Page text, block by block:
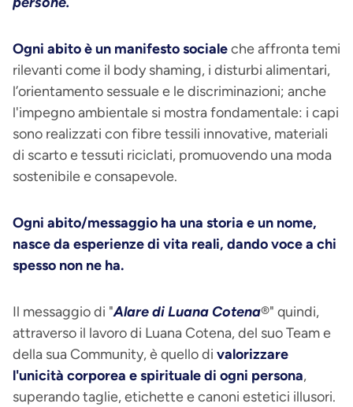
Ogni abito è un manifesto socialeche affronta temi
rilevanti come il body shaming, i disturbi alimentari,
l’orientamento sessuale e le discriminazioni; anche
l'impegno ambientale si mostra fondamentale: i capi
sono realizzati con fibre tessili innovative, materiali
di scarto e tessuti riciclati, promuovendo una moda
sostenibile e consapevole.
Ogni abito/messaggio ha una storia e un nome,
nasce da esperienze di vita reali, dando voce a chi
spesso non ne ha.
Il messaggio di "Alare di Luana Cotena®" quindi,
attraverso il lavoro di Luana Cotena, del suo Team e
della sua Community, è quello di valorizzare
l'unicità corporea e spirituale di ogni persona,
superando taglie, etichette e canoni estetici illusori.